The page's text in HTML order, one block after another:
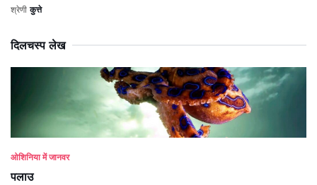
श्रेणी कुत्ते
दिलचस्प लेख
ओशिनिया में जानवर
पलाउ